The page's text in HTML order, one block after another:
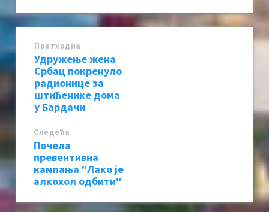
Претходна
Удружење жена
Србац покренуло
радионице за
штићенике дома
у Бардачи
Следећa
Почела
превентивна
кампања "Лако је
алкохол одбити"